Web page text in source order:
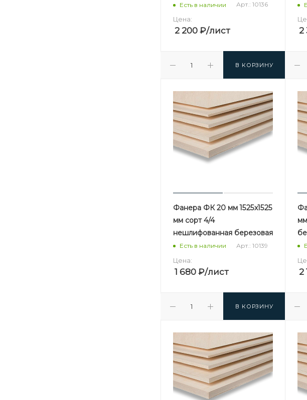
Есть в наличии Арт.: 10136
Цена:
2 200 ₽/лист
В КОРЗИНУ
2
Фанера ФК 20 мм 1525х1525
мм сорт 4/4
нешлифованная березовая
Есть в наличии Арт.: 10139
Цена:
1 680 ₽/лист
В КОРЗИНУ
2